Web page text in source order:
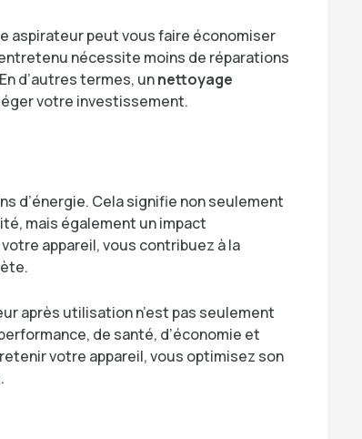
aspirateur peut vous faire économiser
nécessite moins de réparations
d’autres termes, unnettoyage
votre investissement.
d’énergie. Cela signifie non seulement
mais également un impact
appareil, vous contribuez à la
après utilisation n’est pas seulement
de santé, d’économie et
votre appareil, vous optimisez son